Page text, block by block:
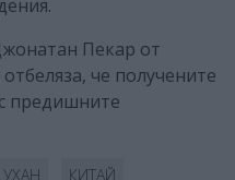
Пекар от
че получените
предишните
УХАН КИТАЙ